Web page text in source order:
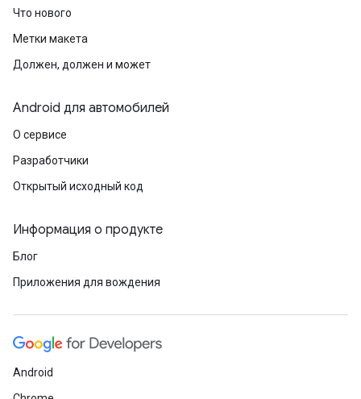
Что нового
Метки макета
Должен, должен и может
Android для автомобилей
О сервисе
Разработчики
Открытый исходный код
Информация о продукте
Блог
Приложения для вождения
Android